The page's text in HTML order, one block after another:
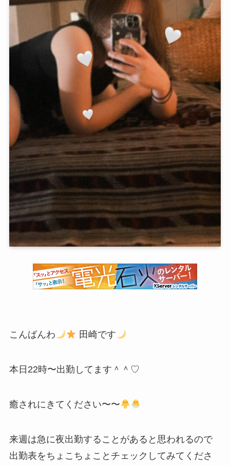
こんばんわ 田崎です
本日22時〜出勤してます＾＾♡
癒されにきてください〜〜
来週は急に夜出勤することがあると思われるので
出勤表をちょこちょことチェックしてみてくださ